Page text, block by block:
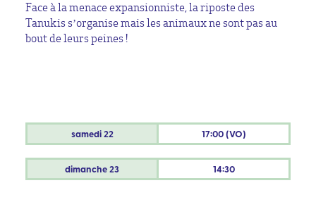
Face à la menace expansionniste, la riposte des
Tanukis s’organise mais les animaux ne sont pas au
bout de leurs peines !
samedi22 17:00 (VO)
dimanche23 14:30